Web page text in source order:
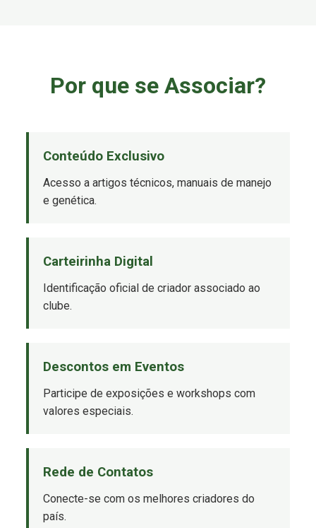
Por que se Associar?
Conteúdo Exclusivo
Acesso a artigos técnicos, manuais de manejo
e genética.
Carteirinha Digital
Identificação oficial de criador associado ao
clube.
Descontos em Eventos
Participe de exposições e workshops com
valores especiais.
Rede de Contatos
Conecte-se com os melhores criadores do
país.